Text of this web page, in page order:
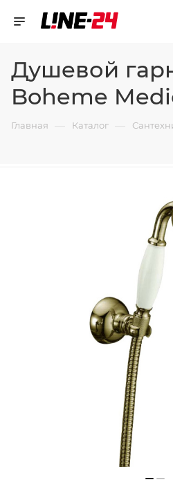
Душевой
Boheme
Главная — Каталог —